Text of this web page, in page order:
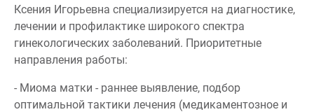
Ксения Игорьевна специализируется на диагностике,
лечении и профилактике широкого спектра
гинекологических заболеваний. Приоритетные
направления работы:
- Миома матки - раннее выявление, подбор
оптимальной тактики лечения (медикаментозное и